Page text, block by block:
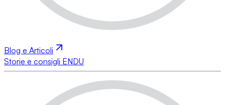
Blog e Articoli
Storie e consigli ENDU